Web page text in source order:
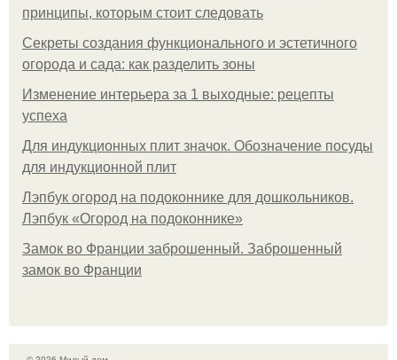
принципы, которым стоит следовать
Секреты создания функционального и эстетичного
огорода и сада: как разделить зоны
Изменение интерьера за 1 выходные: рецепты
успеха
Для индукционных плит значок. Обозначение посуды
для индукционной плит
Лэпбук огород на подоконнике для дошкольников.
Лэпбук «Огород на подоконнике»
Замок во Франции заброшенный. Заброшенный
замок во Франции